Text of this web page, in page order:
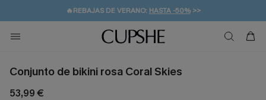
👒PROMOCIÓN DE VERANO:-10% EN 2 VESTIDOS
💌¡SUSCRIBIRSE & GANAR -10% EXTRA!
🚚ENVÍO GRATUITO A PARTIR DE 49 € >>
Conjunto de bikini rosa Coral Skies
53,99 €